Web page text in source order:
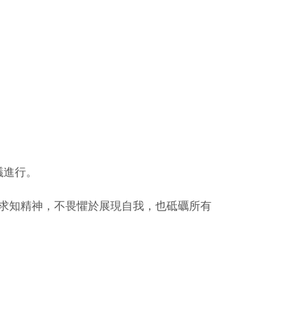
行。
知精神，不畏懼於展現自我，也砥礪所有